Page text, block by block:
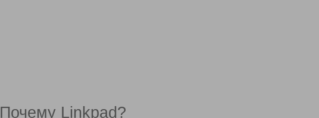
Почему Linkpad?